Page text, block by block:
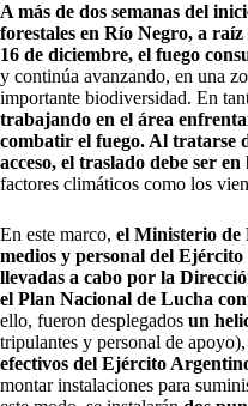
A más de dos semanas del
forestales en Río Negro, a
16 de diciembre, el fuego
y continúa avanzando, en una
importante biodiversidad. En
trabajando en el área
combatir el fuego. Al tratarse
acceso, el traslado debe ser
factores climáticos como los
En este marco, el Ministerio de
medios y personal del Ejército
llevadas a cabo por la
el Plan Nacional de Lucha
ello, fueron desplegados un
tripulantes y personal de apoyo),
efectivos del Ejército
montar instalaciones para